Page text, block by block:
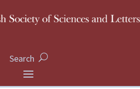
Search